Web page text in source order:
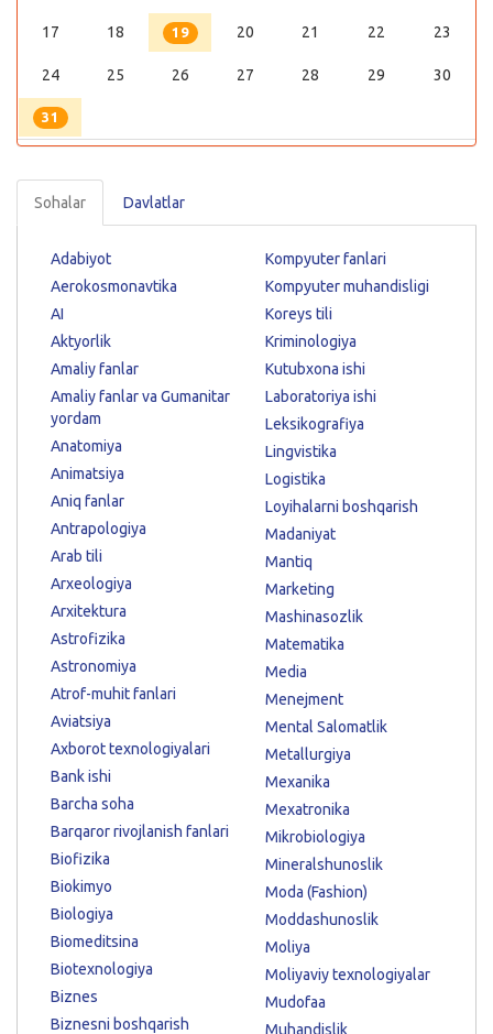
17 18 19 20 21 22 23
24 25 26 27 28 29 30
31
Sohalar Davlatlar
Adabiyot
Aerokosmonavtika
AI
Aktyorlik
Amaliy fanlar
Amaliy fanlar va Gumanitar
yordam
Anatomiya
Animatsiya
Aniq fanlar
Antrapologiya
Arab tili
Arxeologiya
Arxitektura
Astrofizika
Astronomiya
Atrof-muhit fanlari
Aviatsiya
Axborot texnologiyalari
Bank ishi
Barcha soha
Barqaror rivojlanish fanlari
Biofizika
Biokimyo
Biologiya
Biomeditsina
Biotexnologiya
Biznes
Biznesni boshqarish
Kompyuter fanlari
Kompyuter muhandisligi
Koreys tili
Kriminologiya
Kutubxona ishi
Laboratoriya ishi
Leksikografiya
Lingvistika
Logistika
Loyihalarni boshqarish
Madaniyat
Mantiq
Marketing
Mashinasozlik
Matematika
Media
Menejment
Mental Salomatlik
Metallurgiya
Mexanika
Mexatronika
Mikrobiologiya
Mineralshunoslik
Moda (Fashion)
Moddashunoslik
Moliya
Moliyaviy texnologiyalar
Mudofaa
Muhandislik